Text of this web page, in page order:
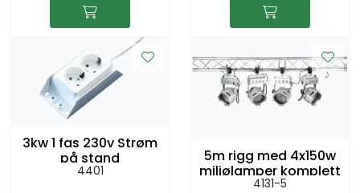
3kw 1 fas 230v Strøm
på stand
4401
5m rigg med 4x150w
miljølamper komplett
4131-5